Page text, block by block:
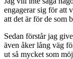
engagerar sig för att
att det är för de som
Sedan förstår jag
även åker lång väg
ut så mycket som